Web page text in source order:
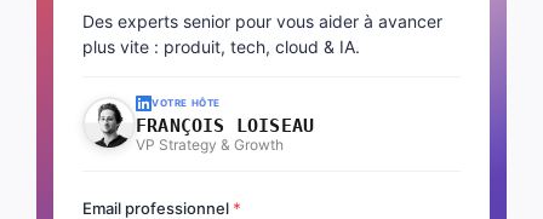
Des experts senior pour vous aider à avancer
plus vite : produit, tech, cloud & IA.
VOTRE HÔTE
FRANÇOIS LOISEAU
VP Strategy & Growth
Email professionnel *